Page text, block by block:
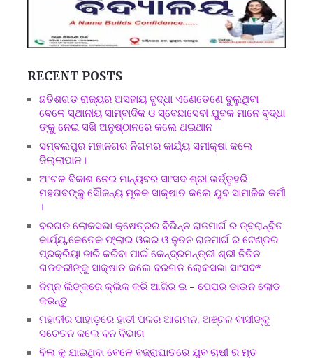
RECENT POSTS
ଛତିଶଗଡ ରାଜ୍ୟର ଅସହାୟ ବୃଦ୍ଧା ଏଣେତେଣେ ବୁଲୁଥିବା
ବେଳେ ସ୍ଥାନୀୟ ସାମ୍ବାଦିକ ଓ ସ୍ବେଛାସେବୀ ଯୁବକ ମାନେ ବୃଦ୍ଧା
ଙ୍କୁ ନେଇ ସଖି ଅନୁଷ୍ଠାନରେ କଲେ ଥଇଥାନ
ସମ୍ବଲପୁର ମହାନଗର ନିଗମର କାର୍ଯ୍ୟ ସମୀକ୍ଷା କଲେ
ଜିଲ୍ଲାପାଳ।
ଅଂଚଳ ବିକାଶ ନେଇ ମାନ୍ୟବର ସାଂସଦ ଶ୍ରୀ ଭର୍ତ୍ତୃହରି
ମହତାବଙ୍କୁ ସୌଜନ୍ୟ ମୂଳକ ସାକ୍ଷାତ କଲେ ଯୁବ ସାମାଜିକ କର୍ମୀ
।
ବରଗଡ ଲୋକସଭା କ୍ଷେତ୍ରର ବିଭିନ୍ନ ରାଜମାର୍ଗ ର ତ୍ବରାନ୍ବିତ
କାର୍ଯ୍ୟ,କେତେକ ଫ୍ଲାଇ ଓଭର ଓ ନୁତନ ରାଜମାର୍ଗ ର ଟେଣ୍ଡର
ପ୍ରକ୍ରିୟା ଜାରି କରିବା ପାଇଁ କେନ୍ଦ୍ରମନ୍ତ୍ରୀ ଶ୍ରୀ ନିତିନ
ଗଡକରୀଙ୍କୁ ସାକ୍ଷାତ କଲେ ବରଗଡ ଲୋକସଭା ସାଂସଦ*
ନିମ୍ନ ଲିଙ୍କରେ କ୍ଲିକ କରି ଆଜିର ଇ – ପେପର ଡାଉନ ଲୋଡ
କରନ୍ତୁ
ମହାବୀର ପାହାଡ଼ରେ ହାତୀ ପଳର ଆଗମନ, ଅଞ୍ଚଳ ବାସୀଙ୍କୁ
ସଚେତନ କଲେ ବନ ବିଭାଗ
ବିଲ କୁ ଯାଇଥିବା ବେଳେ ବଜ୍ରାଘାତରେ ଯୁବ ଚାଷୀ ର ମୃତ